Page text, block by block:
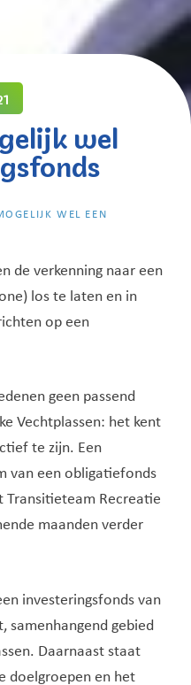
wel
WEL EEN
de verkenning naar een
los te laten en in
op een
geen passend
Vechtplassen: het kent
te zijn. Een
van een obligatiefonds
Transitieteam Recreatie
maanden verder
investeringsfonds van
samenhangend gebied
Daarnaast staat
doelgroepen en het